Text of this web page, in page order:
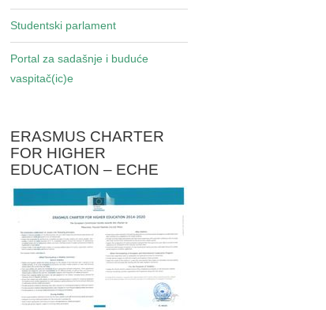
Studentski parlament
Portal za sadašnje i buduće
vaspitač(ic)e
ERASMUS CHARTER
FOR HIGHER
EDUCATION – ECHE